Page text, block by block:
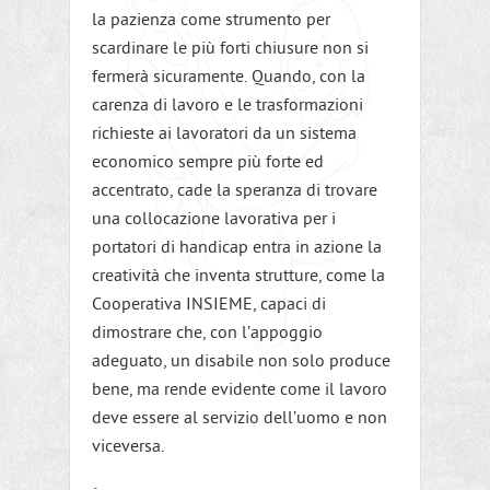
la pazienza come strumento per
scardinare le più forti chiusure non si
fermerà sicuramente. Quando, con la
carenza di lavoro e le trasformazioni
richieste ai lavoratori da un sistema
economico sempre più forte ed
accentrato, cade la speranza di trovare
una collocazione lavorativa per i
portatori di handicap entra in azione la
creatività che inventa strutture, come la
Cooperativa INSIEME, capaci di
dimostrare che, con l’appoggio
adeguato, un disabile non solo produce
bene, ma rende evidente come il lavoro
deve essere al servizio dell’uomo e non
viceversa.